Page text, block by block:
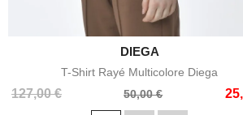
Aperçu rapide
DIEGA
T-Shirt Rayé Multicolore Diega
127,00 €
Prix
50,00 €
Prix